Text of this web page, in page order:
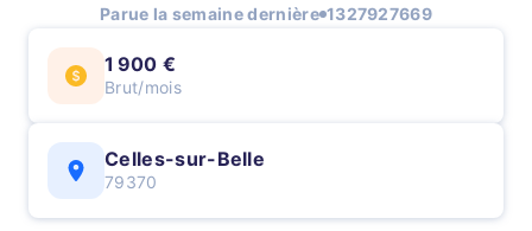
Parue la semaine dernière 1327927669
1 900 €
Brut/mois
Celles-sur-Belle
79370